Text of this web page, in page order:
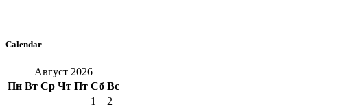
Calendar
Август 2026
Пн Вт Ср Чт Пт Сб Вс
1
2